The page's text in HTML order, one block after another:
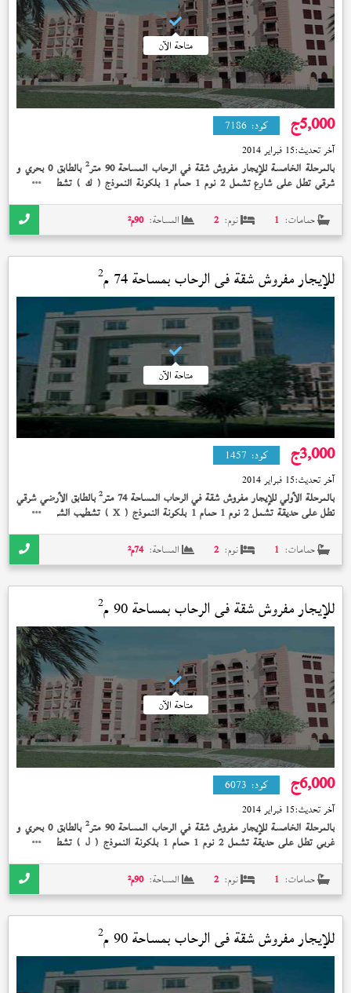
متاحة الآن
5,000ج كود: 7186
آخر تحديث:15 فبراير 2014
بالمرحلة الخامسة للإيجار مفروش شقة في الرحاب المساحة 90 متر 2 بالطابق 0 بحري و
شرقي تطل على شارع تشمل 2 نوم 1 حمام 1 بلكونة النموذج ( ك ) تشطيب الشركة
حمامات: 1 نوم: 2 المساحة: 90م²
للإيجار مفروش شقة فيالرحاببمساحة 74 م 2
متاحة الآن
3,000ج كود: 1457
آخر تحديث:15 فبراير 2014
بالمرحلة الأولي للإيجار مفروش شقة في الرحاب المساحة 74 متر 2بالطابق الأرضي شرقي
تطل على حديقة تشمل 2 نوم 1 حمام 1 بلكونة النموذج ( X ) تشطيب الشركة الوديعة
حمامات: 1 نوم: 2 المساحة: 74م²
للإيجار مفروش شقة فيالرحاببمساحة 90 م 2
متاحة الآن
6,000ج كود: 6073
آخر تحديث:15 فبراير 2014
بالمرحلة الخامسة للإيجار مفروش شقة في الرحاب المساحة 90 متر 2 بالطابق 0 بحري و
غربي تطل على حديقة تشمل 2 نوم 1 حمام 1 بلكونة النموذج ( ل ) تشطيب الشركة
حمامات: 1 نوم: 2 المساحة: 90م²
للإيجار مفروش شقة فيالرحاببمساحة 90 م 2